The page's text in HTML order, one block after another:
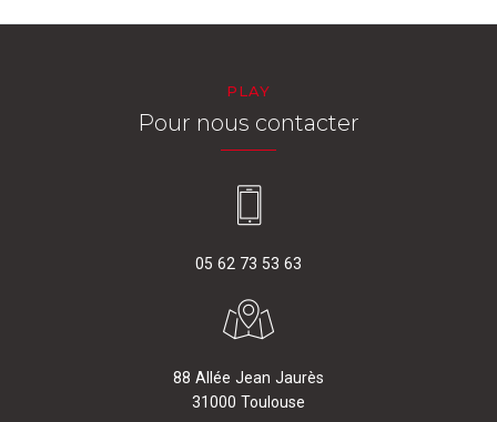
PLAY
Pour nous contacter
05 62 73 53 63
88 Allée Jean Jaurès
31000 Toulouse